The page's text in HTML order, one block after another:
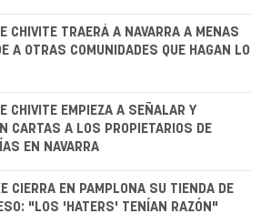
CHIVITE TRAERÁ A NAVARRA A MENAS
A OTRAS COMUNIDADES QUE HAGAN LO
CHIVITE EMPIEZA A SEÑALAR Y
CARTAS A LOS PROPIETARIOS DE
EN NAVARRA
CIERRA EN PAMPLONA SU TIENDA DE
"LOS 'HATERS' TENÍAN RAZÓN"